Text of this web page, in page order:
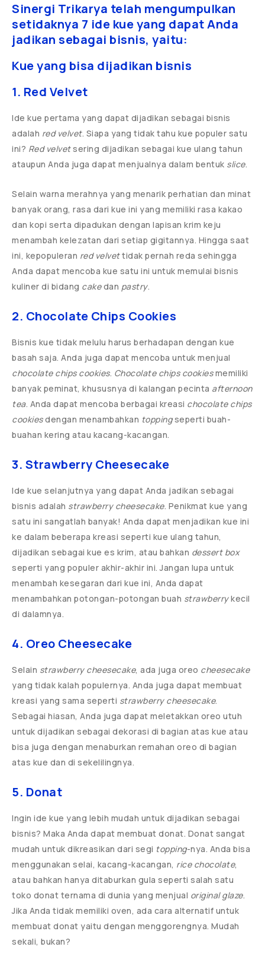
Sinergi Trikarya telah mengumpulkan
setidaknya 7 ide kue yang dapat Anda
jadikan sebagai bisnis, yaitu:
Kue yang bisa dijadikan bisnis
1. Red Velvet
Ide kue pertama yang dapat dijadikan sebagai bisnis
adalah red velvet. Siapa yang tidak tahu kue populer satu
ini? Red velvetsering dijadikan sebagai kue ulang tahun
ataupun Anda juga dapat menjualnya dalam bentuk slice.
Selain warna merahnya yang menarik perhatian dan minat
banyak orang, rasa dari kue ini yang memiliki rasa kakao
dan kopi serta dipadukan dengan lapisan krim keju
menambah kelezatan dari setiap gigitannya. Hingga saat
ini, kepopuleran red velvettidak pernah reda sehingga
Anda dapat mencoba kue satu ini untuk memulai bisnis
kuliner di bidang cakedan pastry.
2. Chocolate Chips Cookies
Bisnis kue tidak melulu harus berhadapan dengan kue
basah saja. Anda juga dapat mencoba untuk menjual
chocolate chips cookies. Chocolate chips cookiesmemiliki
banyak peminat, khususnya di kalangan pecinta afternoon
tea. Anda dapat mencoba berbagai kreasi chocolate chips
cookiesdengan menambahkan toppingseperti buah-
buahan kering atau kacang-kacangan.
3. Strawberry Cheesecake
Ide kue selanjutnya yang dapat Anda jadikan sebagai
bisnis adalah strawberry cheesecake. Penikmat kue yang
satu ini sangatlah banyak! Anda dapat menjadikan kue ini
ke dalam beberapa kreasi seperti kue ulang tahun,
dijadikan sebagai kue es krim, atau bahkan dessert box
seperti yang populer akhir-akhir ini. Jangan lupa untuk
menambah kesegaran dari kue ini, Anda dapat
menambahkan potongan-potongan buah strawberrykecil
di dalamnya.
4. Oreo Cheesecake
Selain strawberry cheesecake, ada juga oreo cheesecake
yang tidak kalah populernya. Anda juga dapat membuat
kreasi yang sama seperti strawberry cheesecake.
Sebagai hiasan, Anda juga dapat meletakkan oreo utuh
untuk dijadikan sebagai dekorasi di bagian atas kue atau
bisa juga dengan menaburkan remahan oreo di bagian
atas kue dan di sekelilingnya.
5. Donat
Ingin ide kue yang lebih mudah untuk dijadikan sebagai
bisnis? Maka Anda dapat membuat donat. Donat sangat
mudah untuk dikreasikan dari segi topping-nya. Anda bisa
menggunakan selai, kacang-kacangan, rice chocolate,
atau bahkan hanya ditaburkan gula seperti salah satu
toko donat ternama di dunia yang menjual original glaze.
Jika Anda tidak memiliki oven, ada cara alternatif untuk
membuat donat yaitu dengan menggorengnya. Mudah
sekali, bukan?